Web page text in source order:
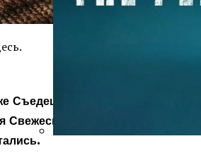
Съедешь? – Фыркнул
Свежесваренную Овсянку.